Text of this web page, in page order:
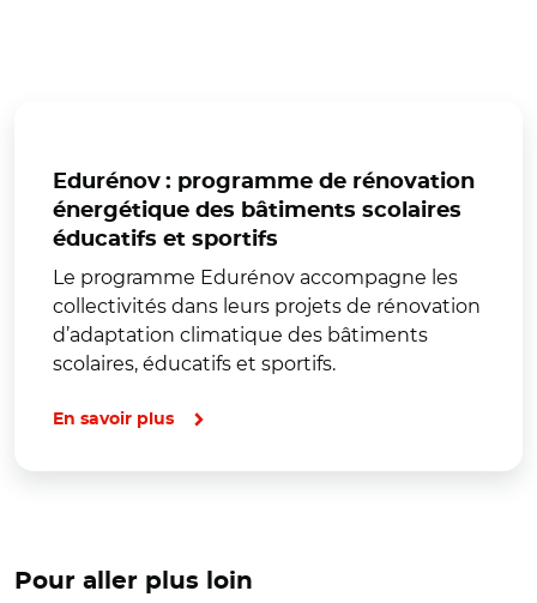
Edurénov : programme de rénovation
énergétique des bâtiments scolaires
éducatifs et sportifs
Le programme Edurénov accompagne les
collectivités dans leurs projets de rénovation
d’adaptation climatique des bâtiments
scolaires, éducatifs et sportifs.
En savoir plus
Pour aller plus loin